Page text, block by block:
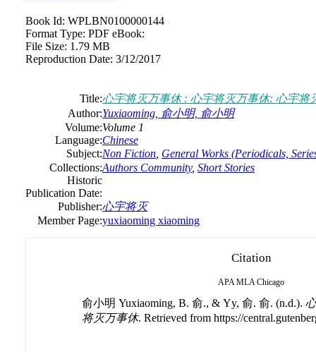
Book Id: WPLBN0100000144
Format Type: PDF eBook:
File Size: 1.79 MB
Reproduction Date: 3/12/2017
Title:心宇将灭万事休 : 心宇将灭万事休: 心宇将
Author:Yuxiaoming, 俞小明, 俞小明
Volume:Volume 1
Language:Chinese
Subject:Non Fiction General Works (Periodicals,
Collections:Authors Community, Short Stories
Historic
Publication Date:
Publisher:心宇将灭
Member Page:yuxiaoming xiaoming
Citation
APA MLA Chicago
俞小明 Yuxiaoming, B. 俞., & Yy, 俞. 俞. (n.d.).
将灭万事休. Retrieved from https://